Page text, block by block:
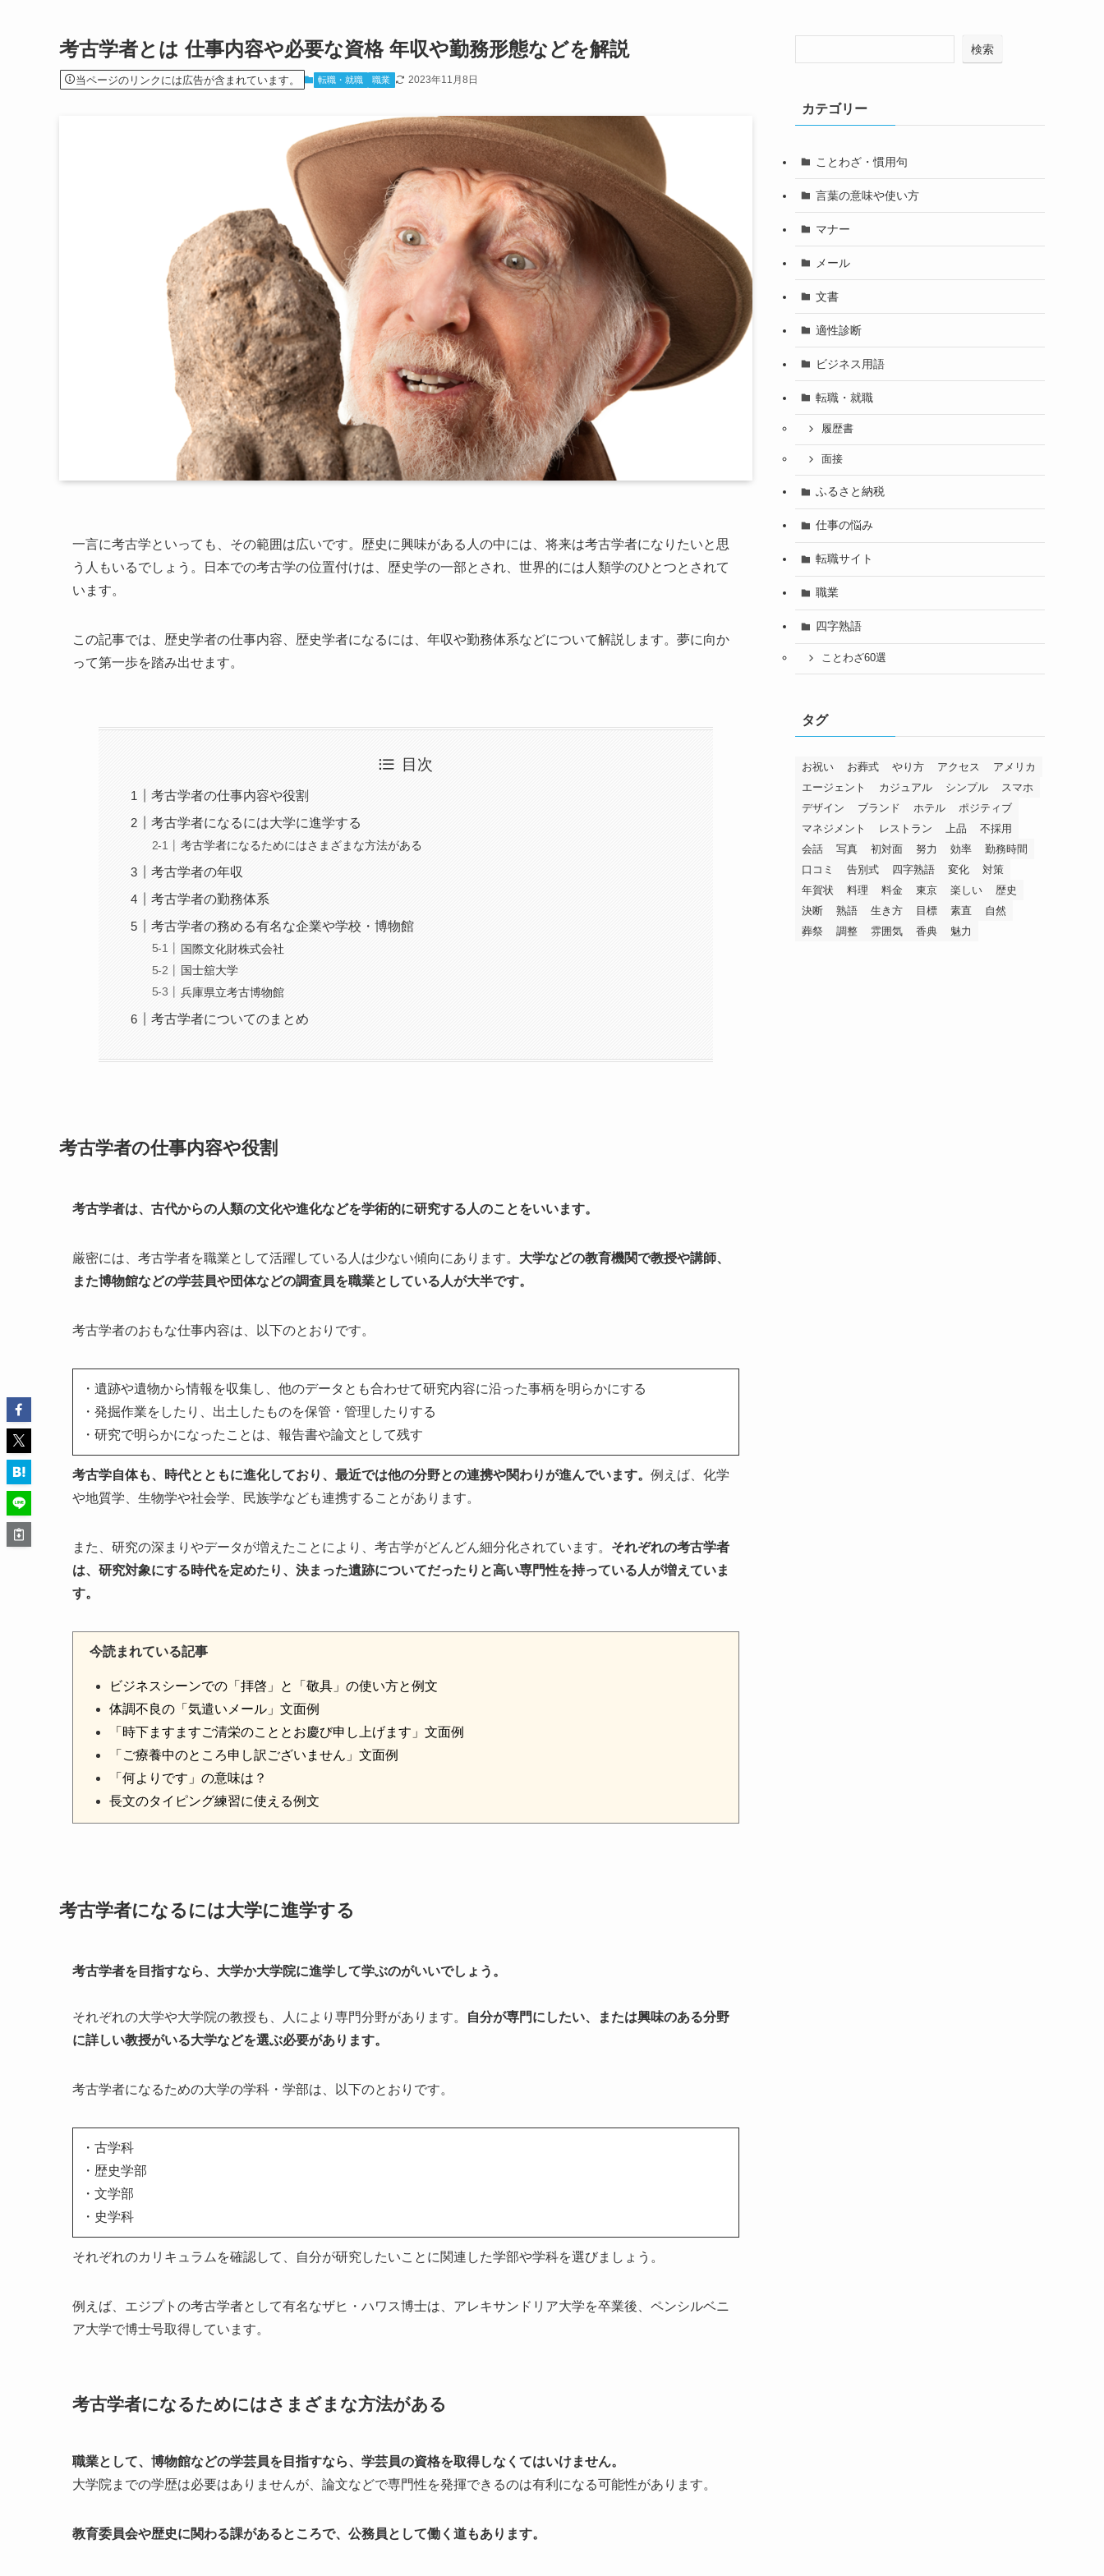
考古学者とは 仕事内容や必要な資格 年収や勤務形態などを解説
当ページのリンクには広告が含まれています。 転職・就職 職業 2023年11月8日
一言に考古学といっても、その範囲は広いです。歴史に興味がある人の中には、将来は考古学者になりたいと思
う人もいるでしょう。日本での考古学の位置付けは、歴史学の一部とされ、世界的には人類学のひとつとされて
います。
この記事では、歴史学者の仕事内容、歴史学者になるには、年収や勤務体系などについて解説します。夢に向か
って第一歩を踏み出せます。
目次
考古学者の仕事内容や役割
考古学者になるには大学に進学する
考古学者になるためにはさまざまな方法がある
考古学者の年収
考古学者の勤務体系
考古学者の務める有名な企業や学校・博物館
国際文化財株式会社
国士舘大学
兵庫県立考古博物館
考古学者についてのまとめ
考古学者の仕事内容や役割
考古学者は、古代からの人類の文化や進化などを学術的に研究する人のことをいいます。
厳密には、考古学者を職業として活躍している人は少ない傾向にあります。 大学などの教育機関で教授や講師、
また博物館などの学芸員や団体などの調査員を職業としている人が大半です。
考古学者のおもな仕事内容は、以下のとおりです。
・遺跡や遺物から情報を収集し、他のデータとも合わせて研究内容に沿った事柄を明らかにする
・発掘作業をしたり、出土したものを保管・管理したりする
・研究で明らかになったことは、報告書や論文として残す
考古学自体も、時代とともに進化しており、最近では他の分野との連携や関わりが進んでいます。 例えば、化学
や地質学、生物学や社会学、民族学なども連携することがあります。
また、研究の深まりやデータが増えたことにより、考古学がどんどん細分化されています。 それぞれの考古学者
は、研究対象にする時代を定めたり、決まった遺跡についてだったりと高い専門性を持っている人が増えていま
す。
今読まれている記事
ビジネスシーンでの「拝啓」と「敬具」の使い方と例文
体調不良の「気遣いメール」文面例
「時下ますますご清栄のこととお慶び申し上げます」文面例
「ご療養中のところ申し訳ございません」文面例
「何よりです」の意味は？
長文のタイピング練習に使える例文
考古学者になるには大学に進学する
考古学者を目指すなら、大学か大学院に進学して学ぶのがいいでしょう。
それぞれの大学や大学院の教授も、人により専門分野があります。 自分が専門にしたい、または興味のある分野
に詳しい教授がいる大学などを選ぶ必要があります。
考古学者になるための大学の学科・学部は、以下のとおりです。
・古学科
・歴史学部
・文学部
・史学科
それぞれのカリキュラムを確認して、自分が研究したいことに関連した学部や学科を選びましょう。
例えば、エジプトの考古学者として有名なザヒ・ハワス博士は、アレキサンドリア大学を卒業後、ペンシルベニ
ア大学で博士号取得しています。
考古学者になるためにはさまざまな方法がある
職業として、博物館などの学芸員を目指すなら、学芸員の資格を取得しなくてはいけません。
大学院までの学歴は必要はありませんが、論文などで専門性を発揮できるのは有利になる可能性があります。
教育委員会や歴史に関わる課があるところで、公務員として働く道もあります。
検索
カテゴリー
ことわざ・慣用句
言葉の意味や使い方
マナー
メール
文書
適性診断
ビジネス用語
転職・就職
履歴書
面接
ふるさと納税
仕事の悩み
転職サイト
職業
四字熟語
ことわざ60選
タグ
お祝い お葬式 やり方 アクセス
アメリカ
エージェント
カジュアル シンプル
スマホ
デザイン
ブランド ホテル
ポジティブ
マネジメント
レストラン 上品
不採用
会話
写真 初対面 努力 効率
勤務時間
口コミ
告別式 四字熟語 変化
対策
年賀状
料理 料金 東京 楽しい
歴史
決断
熟語 生き方 目標 素直
自然
葬祭
調整 雰囲気 香典 魅力